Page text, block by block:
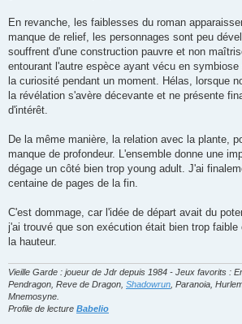
En revanche, les faiblesses du roman
manque de relief, les personnages sont peu
souffrent d'une construction pauvre et non
entourant l'autre espèce ayant vécu en
la curiosité pendant un moment. Hélas, lorsque
la révélation s'avère décevante et ne présente
d'intérêt.
De la même manière, la relation avec la plante,
manque de profondeur. L'ensemble donne une
dégage un côté bien trop young adult. J'ai
centaine de pages de la fin.
C'est dommage, car l'idée de départ avait du
j'ai trouvé que son exécution était bien trop faible
la hauteur.
Vieille Garde : joueur de Jdr depuis 1984 - Jeux favorits :
Pendragon, Reve de Dragon, Shadowrun , Paranoia,
Mnemosyne.
Profile de lecture Babelio